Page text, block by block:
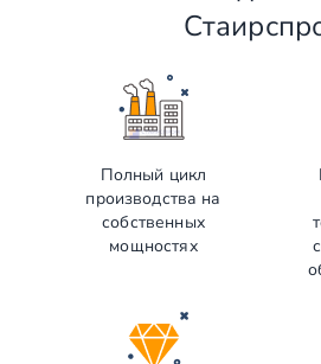
Полный цикл
производства на
собственных
мощностях